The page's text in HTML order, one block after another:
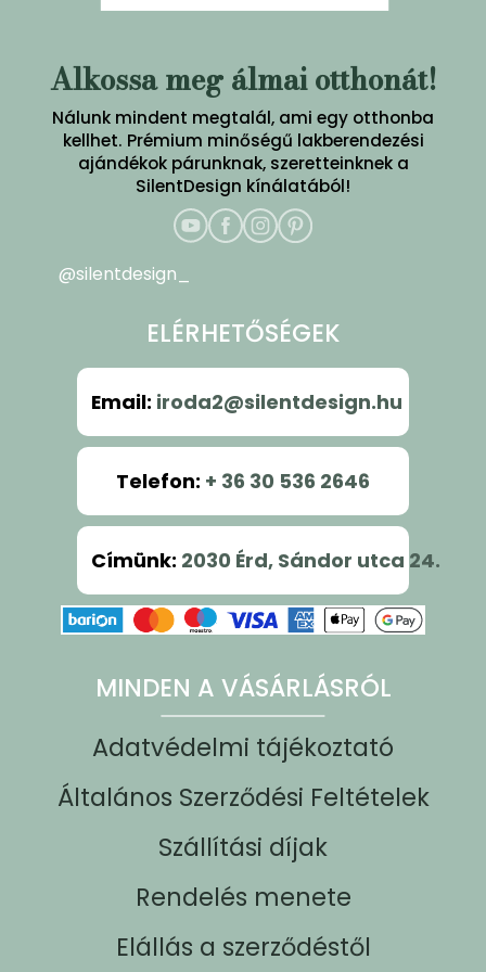
Alkossa meg álmai otthonát!
Nálunk mindent megtalál, ami egy otthonba
kellhet. Prémium minőségű lakberendezési
ajándékok párunknak, szeretteinknek a
SilentDesign kínálatából!
MINDEN A VÁSÁRLÁSRÓL
Adatvédelmi tájékoztató
Általános Szerződési Feltételek
Szállítási díjak
Rendelés menete
Elállás a szerződéstől
@silentdesign_
ELÉRHETŐSÉGEK
Email: iroda2@silentdesign.hu
Telefon: + 36 30 536 2646
Címünk: 2030 Érd, Sándor utca 24.